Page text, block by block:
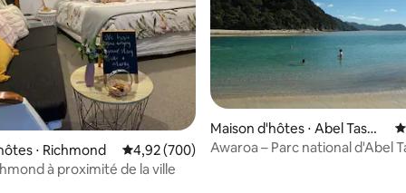
base de 158 commentaires : 4,79 sur 5
⋅ Richmond Évaluation moyenne sur la base de 700
4,92 (700)
à proximité de la ville
Maison d'hôtes ⋅ Abel Tasma
n National Park
Awaroa – Parc national d'Abel